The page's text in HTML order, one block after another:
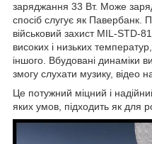
заряджання 33 Вт. Може
спосіб слугує як Павербанк.
військовий захист MIL-STD-
високих і низьких
іншого. Вбудовані динаміки
змогу слухати музику, відео
Це потужний міцний і
яких умов, підходить як для